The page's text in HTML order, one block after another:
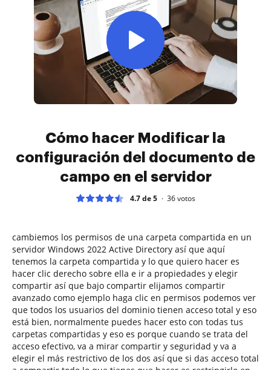
Cómo hacer Modificar la
configuración del documento de
campo en el servidor
4.7 de 5 36votos
cambiemos los permisos de una carpeta compartida en un
servidor Windows 2022 Active Directory así que aquí
tenemos la carpeta compartida y lo que quiero hacer es
hacer clic derecho sobre ella e ir a propiedades y elegir
compartir así que bajo compartir elijamos compartir
avanzado como ejemplo haga clic en permisos podemos ver
que todos los usuarios del dominio tienen acceso total y eso
está bien, normalmente puedes hacer esto con todas tus
carpetas compartidas y eso es porque cuando se trata del
acceso efectivo, va a mirar compartir y seguridad y va a
elegir el más restrictivo de los dos así que si das acceso total